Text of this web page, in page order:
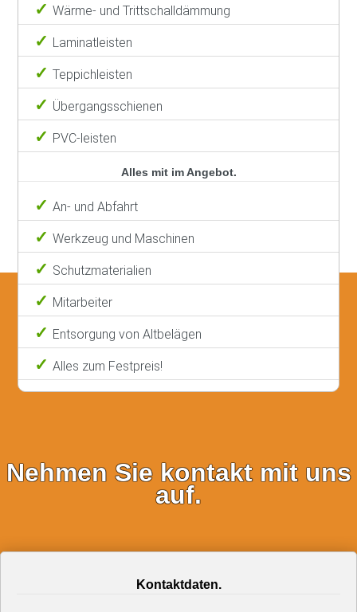
Wärme- und Trittschalldämmung
Laminatleisten
Teppichleisten
Übergangsschienen
PVC-leisten
Alles mit im Angebot.
An- und Abfahrt
Werkzeug und Maschinen
Schutzmaterialien
Mitarbeiter
Entsorgung von Altbelägen
Alles zum Festpreis!
Nehmen Sie kontakt mit uns
auf.
Kontaktdaten.